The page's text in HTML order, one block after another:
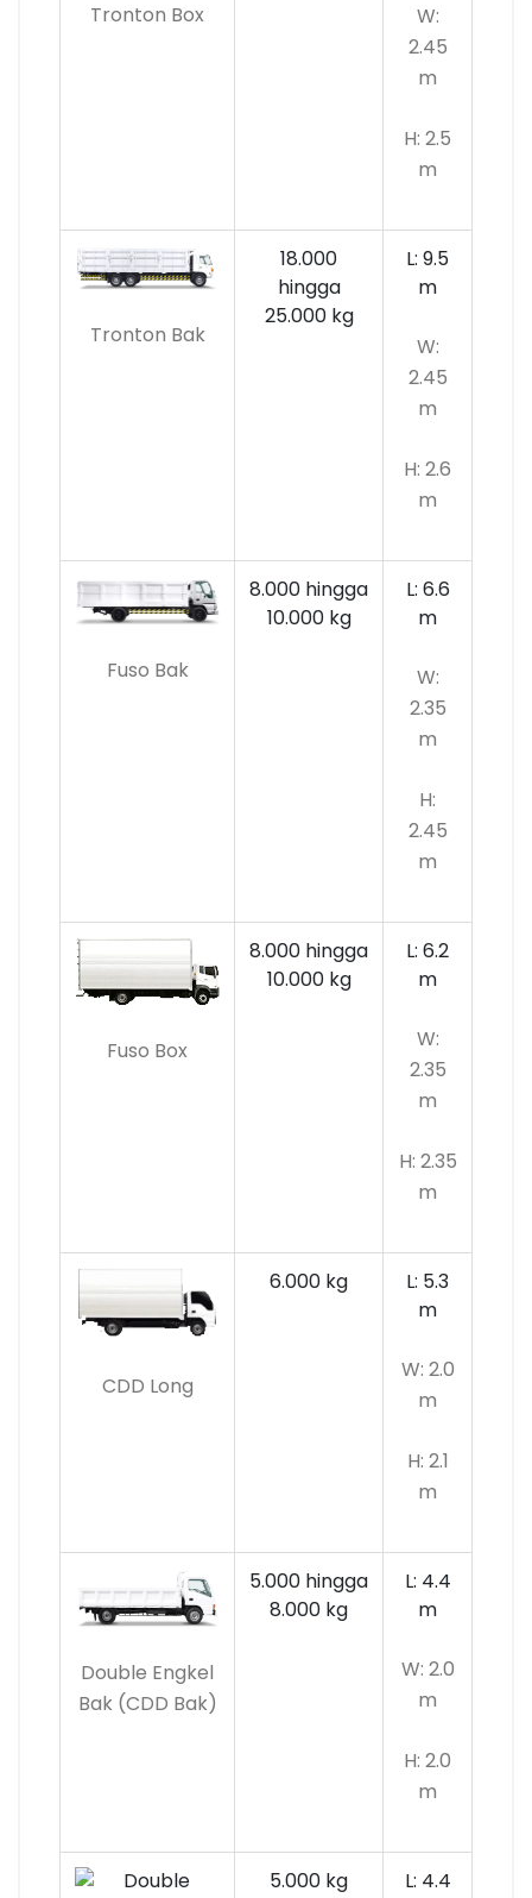
Tronton Box
W:
2.45
m
H: 2.5
m
Tronton Bak
18.000
hingga
25.000 kg
L: 9.5
m
W:
2.45
m
H: 2.6
m
Fuso Bak
8.000 hingga
10.000kg
L: 6.6
m
W:
2.35
m
H:
2.45
m
Fuso Box
8.000 hingga
10.000 kg
L: 6.2
m
W:
2.35
m
H: 2.35
m
CDD Long
6.000 kg
L: 5.3
m
W: 2.0
m
H: 2.1
m
Double Engkel
Bak (CDD Bak)
5.000 hingga
8.000 kg
L: 4.4
m
W: 2.0
m
H: 2.0
m
5.000 kg
L: 4.4